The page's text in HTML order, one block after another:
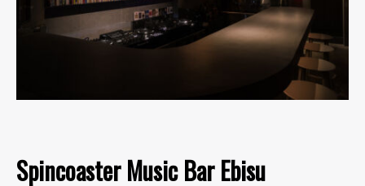
Spincoaster Music Bar Ebisu